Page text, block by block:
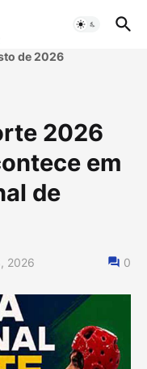
de 2026
2026
em
de
2026 0